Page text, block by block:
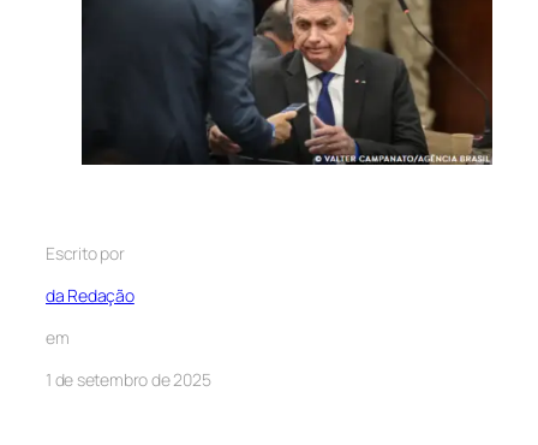
Escrito por
da Redação
em
1 de setembro de 2025